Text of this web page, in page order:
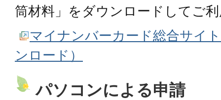
筒材料」をダウンロードしてご
マイナンバーカード総合サイ
ンロード）
パソコンによる申請